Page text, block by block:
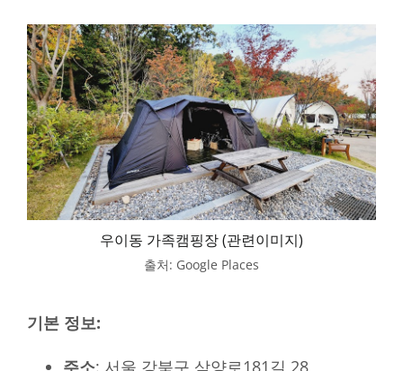
우이동 가족캠핑장 (관련이미지)
출처: Google Places
기본 정보:
주소: 서울 강북구 삼양로181길 28